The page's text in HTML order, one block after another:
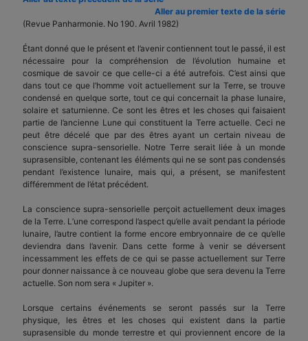
Aller au premier texte de la série
(Revue Panharmonie. No 190. Avril 1982)
Étant donné que le présent et l’avenir contiennent tout le passé, il est
nécessaire pour la compréhension de l’évolution humaine et
cosmique de savoir ce que celle-ci a été autrefois. C’est ainsi que
dans tout ce que l’homme voit actuellement sur la Terre, se trouve
condensé en quelque sorte, tout ce qui concernait la phase lunaire,
solaire et saturnienne. Ce sont les êtres et les choses qui faisaient
partie de l’ancienne Lune qui constituent la Terre actuelle. Ceci ne
peut être décelé que par des êtres ayant un certain niveau de
conscience supra-sensorielle. Notre Terre serait liée à un monde
suprasensible, contenant les éléments qui ne se sont pas condensés
pendant l’existence lunaire, mais qui, a présent, se manifestent
différemment de l’état précédent.
La conscience supra-sensorielle perçoit actuellement deux images
de la Terre. L’une correspond l’aspect qu’elle avait pendant la période
lunaire, l’autre contient la forme encore embryonnaire de ce qu’elle
deviendra dans l’avenir. Dans cette forme à venir se déversent
incessamment les effets de ce qui se passe actuellement sur Terre
pour donner naissance à ce nouveau globe que sera devenu la Terre
actuelle. Son nom sera « Jupiter ».
Lorsque certains événements se seront passés sur la Terre
physique, les êtres et les choses qui existent dans la partie
suprasensible du monde terrestre et qui proviennent encore de la